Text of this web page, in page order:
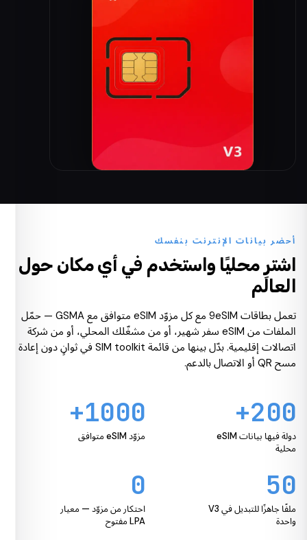
أحضر بيانات الإنترنت بنفسك
اشترِ محليًا واستخدم في أي مكان حول
العالم
تعمل بطاقات 9eSIM مع كل مزوّد eSIM متوافق مع GSMA — حمّل
الملفات من eSIM سفر شهير، أو من مشغّلك المحلي، أو من شركة
اتصالات إقليمية. بدّل بينها من قائمة SIM toolkit في ثوانٍ دون إعادة
مسح QR أو الاتصال بالدعم.
200+
دولة فيها بيانات eSIM
محلية
1000+
مزوّد eSIM متوافق
50
ملفًا جاهزًا للتبديل في V3
واحدة
0
احتكار من مزوّد — معيار
LPA مفتوح